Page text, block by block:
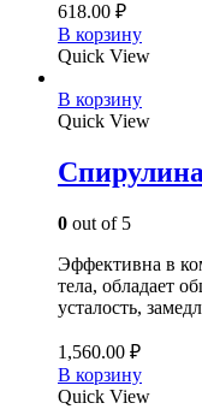
618.00 ₽
В корзину
Quick View
В корзину
Quick View
0 out of 5
Эффективна в
тела, обладает
усталость,
1,560.00 ₽
В корзину
Quick View